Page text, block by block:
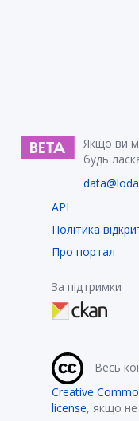
Якщо ви
будь
API
Політика
Про портал
За підтримки
Весь
Creative
license, якщо не